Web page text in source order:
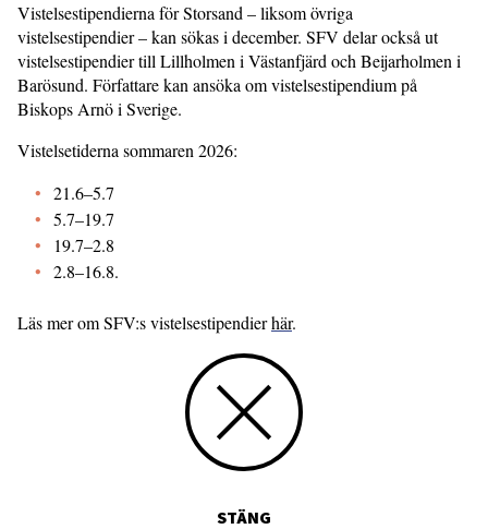
Vistelsestipendierna för Storsand – liksom övriga
vistelsestipendier – kan sökas i december. SFV delar också ut
vistelsestipendier till Lillholmen i Västanfjärd och Beijarholmen i
Barösund. Författare kan ansöka om vistelsestipendium på
Biskops Arnö i Sverige.
Vistelsetiderna sommaren 2026:
21.6–5.7
5.7–19.7
19.7–2.8
2.8–16.8.
Läs mer om SFV:s vistelsestipendierhär.
STÄNG